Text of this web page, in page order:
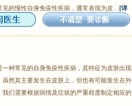
见的慢性自身免疫性疾病，通常表现为皮… [详
一种常见的自身免疫性疾病，其特征为皮肤出现
然其主要发生在皮肤上，但也有可能发生在外
们需要根据病情及症状的严重程度制定相应的